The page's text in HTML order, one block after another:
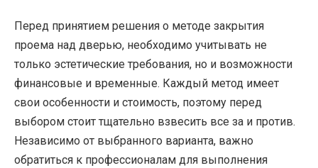
Перед принятием решения о методе закрытия
проема над дверью, необходимо учитывать не
только эстетические требования, но и возможности
финансовые и временные. Каждый метод имеет
свои особенности и стоимость, поэтому перед
выбором стоит тщательно взвесить все за и против.
Независимо от выбранного варианта, важно
обратиться к профессионалам для выполнения